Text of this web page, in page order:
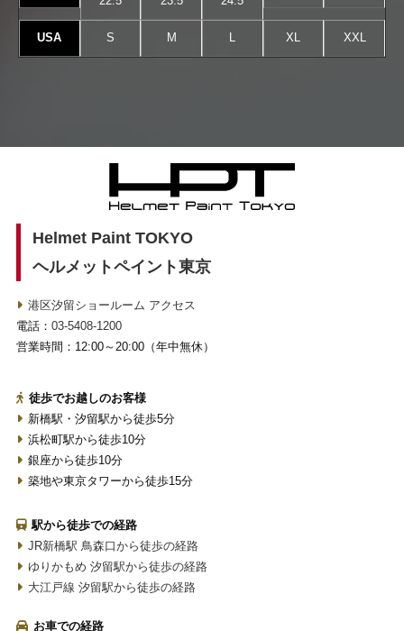
USA S M L XL XXL
Helmet Paint TOKYO
ヘルメットペイント東京
港区汐留ショールーム アクセス
電話： 03-5408-1200
営業時間：12:00～20:00（年中無休）
徒歩でお越しのお客様
新橋駅・汐留駅から徒歩5分
浜松町駅から徒歩10分
銀座から徒歩10分
築地や東京タワーから徒歩15分
駅から徒歩での経路
JR新橋駅 鳥森口から徒歩の経路
ゆりかもめ 汐留駅から徒歩の経路
大江戸線 汐留駅から徒歩の経路
お車での経路